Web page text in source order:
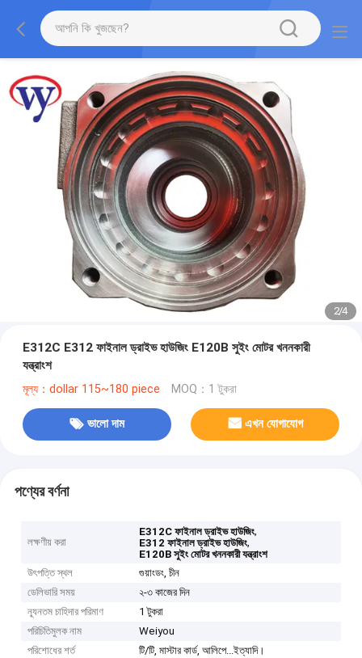
2/4
E312C E312 ফাইনাল ড্রাইভ হাউজিং E120B সুইং মোটর খননকারী
যন্ত্রাংশ
মূল্য：dollar 115~180 piece MOQ：1 টুকরা
ভালো দাম এখন যোগাযোগ
পণ্যের বর্ণনা
লক্ষণীয় করা
E312C ফাইনাল ড্রাইভ হাউজিং,
E312 ফাইনাল ড্রাইভ হাউজিং,
E120B সুইং মোটর খননকারী যন্ত্রাংশ
উৎপত্তি স্থল
গুয়াংডং, চীন
ডেলিভারি সময়
২-৩ কাজের দিন
ন্যূনতম চাহিদার পরিমাণ
1 টুকরা
পরিচিতিমুলক নাম
Weiyou
পরিশোধের শর্ত
টি/টি, মাস্টার কার্ড, আলিপে...ইত্যাদি।